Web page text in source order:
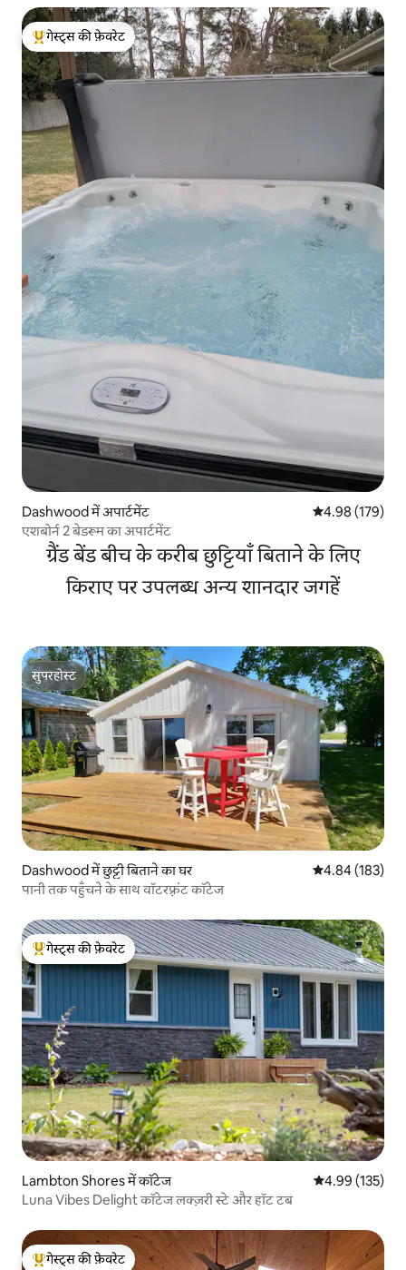
गेस्ट्स का टॉप फ़ेवरेट
गेस्ट्स की फ़ेवरेट
Dashwood में अपार्टमेंट औसत रेटिंग 5 में से
4.98 (179)
एशबोर्न 2 बेडरूम का अपार्टमेंट
ग्रैंड बेंड बीच के करीब छुट्टियाँ बिताने के लिए
किराए पर उपलब्ध अन्य शानदार जगहें
सुपरहोस्ट
सुपरहोस्ट
Dashwood में छुट्टी बिताने का घर औसत रेटिंग 5 में से
4.84 (183)
पानी तक पहुँचने के साथ वॉटरफ़्रंट कॉटेज
गेस्ट्स का टॉप फ़ेवरेट
गेस्ट्स की फ़ेवरेट
Lambton Shores में कॉटेज औसत रेटिंग 5 में से
4.99 (135)
Luna Vibes Delight कॉटेज लक्ज़री स्टे और हॉट टब
गेस्ट्स की फ़ेवरेट